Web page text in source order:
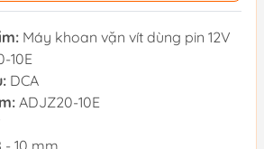
Máy khoan vặn vít dùng pin 12V
10E
DCA
ADJZ20-10E
- 10 mm